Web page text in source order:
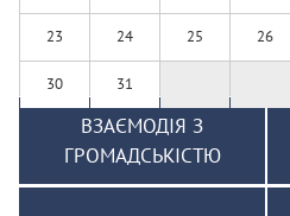
23 24 25 26
30 31
ВЗАЄМОДІЯ З
ГРОМАДСЬКІСТЮ